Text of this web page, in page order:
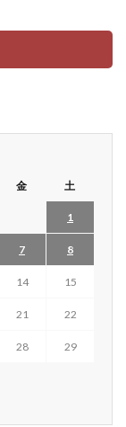
金 土
1
7 8
14 15
21 22
28 29